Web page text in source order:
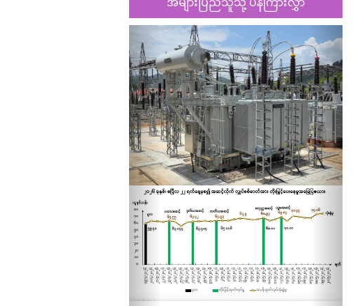
အများပြည်သူသို့ ပန်ကြားလွှာ
Previous Next